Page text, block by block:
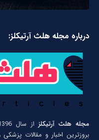
درباره مجله هلث آرتیکلز:
مجله هلث آرتیکلز
بروزترین اخبار و مقالات